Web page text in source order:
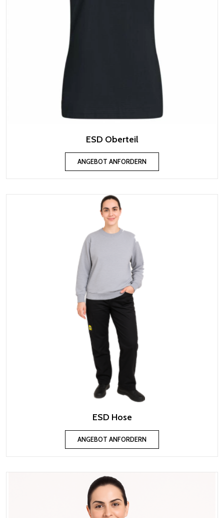
ESD Oberteil
ANGEBOT ANFORDERN
ESD Hose
ANGEBOT ANFORDERN